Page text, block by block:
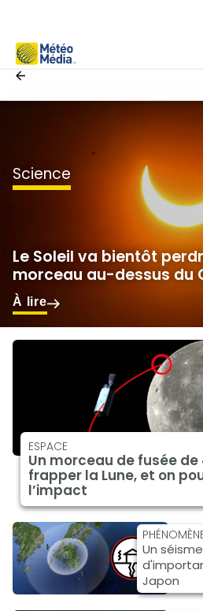
science
Le Soleil va bientôt
morceau au-dessus du
À lire
ESPACE
Un morceau de fusée
frapper la Lune, et on
l’impact
Un
Japon